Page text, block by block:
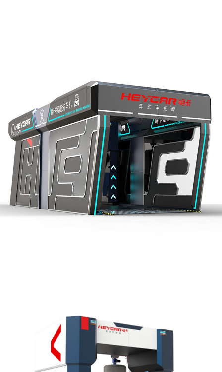
往复式洗车机
往复式电脑洗车机
往复式洗车机
龙门往复式洗车机